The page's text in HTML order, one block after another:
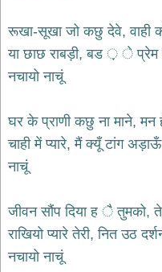
हनुमान
भजन
hanuman
bhajans
भजन
sai
bhajans
जैन
jain
bhajans
दुर्गा
भजन
रूखा-सूखा जो कछु देवे, वाही
या छाछ राबड़ी, बड ़ े प्रेम
नचायो नाचूं
घर के प्राणी कछु ना माने,
चाही में प्यारे, मैं क्यूँ टांग
नाचूं
जीवन सौंप दिया ह
राखियो प्यारे तेरी, नित उठ
नचायो नाचूं